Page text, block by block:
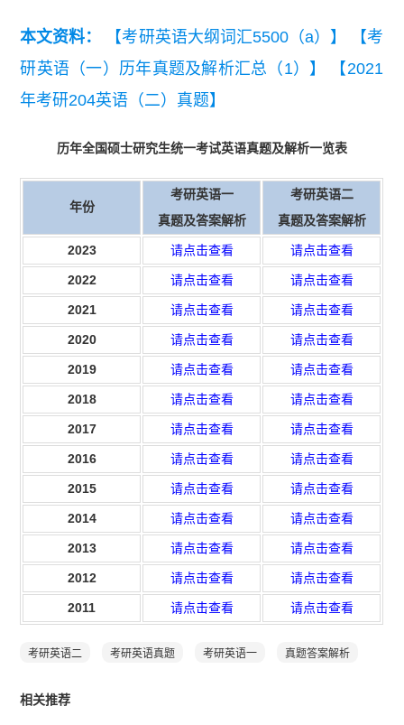
本文资料： 【考研英语大纲词汇5500（a）】
【考
研英语（一）历年真题及解析汇总（1）】
【2021
年考研204英语（二）真题】
历年全国硕士研究生统一考试英语真题及解析一览表
年份
考研英语一
真题及答案解析
考研英语二
真题及答案解析
2023 请点击查看 请点击查看
2022 请点击查看 请点击查看
2021 请点击查看 请点击查看
2020 请点击查看 请点击查看
2019 请点击查看 请点击查看
2018 请点击查看 请点击查看
2017 请点击查看 请点击查看
2016 请点击查看 请点击查看
2015 请点击查看 请点击查看
2014 请点击查看 请点击查看
2013 请点击查看 请点击查看
2012 请点击查看 请点击查看
2011 请点击查看 请点击查看
考研英语二 考研英语真题 考研英语一 真题答案解析
相关推荐